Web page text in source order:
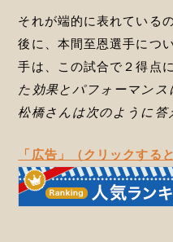
それが端的に表れている
後に、本間至恩選手につ
手は、この試合で２得点
た効果とパフォーマンス
松橋さんは次のように答
「広告」（クリックする